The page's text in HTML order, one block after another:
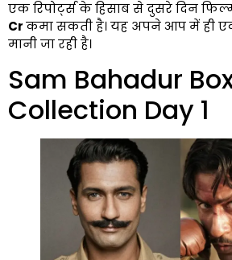
एक रिपोर्ट्स के हिसाब से दुसरे दिन
Crकमा सकती है। यह अपने आप में ही
मानी जा रही है।
Sam Bahadur
Collection Day 1